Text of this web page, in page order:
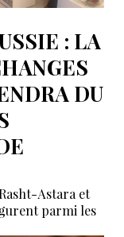
: LA
DU
Astara et
parmi les